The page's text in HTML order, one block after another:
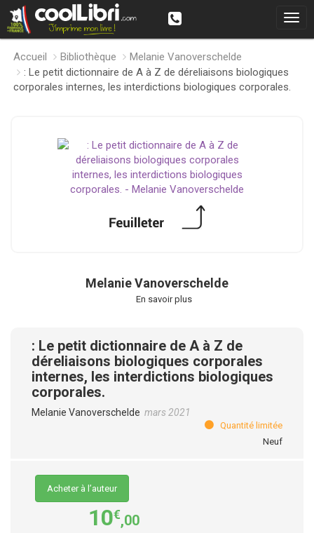
Accueil Bibliothèque
Melanie Vanoverschelde
: Le petit dictionnaire de A à Z de déreliaisons biologiques
corporales internes, les interdictions biologiques corporales.
Melanie Vanoverschelde
En savoir plus
: Le petit dictionnaire de A à Z de
déreliaisons biologiques corporales
internes, les interdictions biologiques
corporales.
Melanie Vanoverschelde mars 2021
Quantité limitée
Neuf
Acheter à l’auteur
10€,00